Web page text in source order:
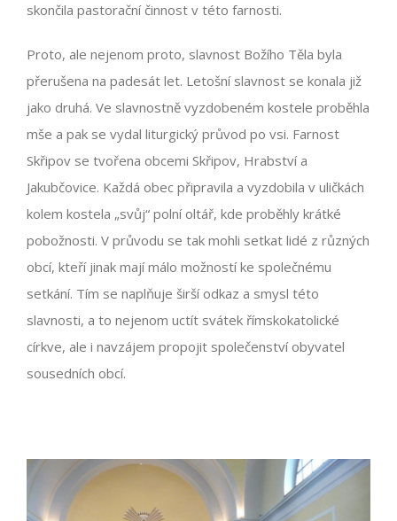
skončila pastorační činnost v této farnosti.
Proto, ale nejenom proto, slavnost Božího Těla byla
přerušena na padesát let. Letošní slavnost se konala již
jako druhá. Ve slavnostně vyzdobeném kostele proběhla
mše a pak se vydal liturgický průvod po vsi. Farnost
Skřipov se tvořena obcemi Skřipov, Hrabství a
Jakubčovice. Každá obec připravila a vyzdobila v uličkách
kolem kostela „svůj“ polní oltář, kde proběhly krátké
pobožnosti. V průvodu se tak mohli setkat lidé z různých
obcí, kteří jinak mají málo možností ke společnému
setkání. Tím se naplňuje širší odkaz a smysl této
slavnosti, a to nejenom uctít svátek římskokatolické
církve, ale i navzájem propojit společenství obyvatel
sousedních obcí.